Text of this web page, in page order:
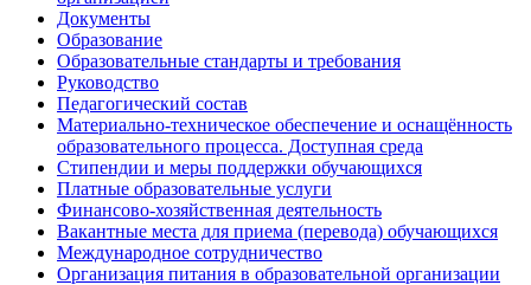
Документы
Образование
Образовательные стандарты и требования
Руководство
Педагогический состав
Материально-техническое обеспечение и оснащённость
образовательного процесса. Доступная среда
Стипендии и меры поддержки обучающихся
Платные образовательные услуги
Финансово-хозяйственная деятельность
Вакантные места для приема (перевода) обучающихся
Международное сотрудничество
Организация питания в образовательной организации